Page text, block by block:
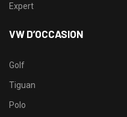
Expert
VW D’OCCASION
Golf
Tiguan
Polo